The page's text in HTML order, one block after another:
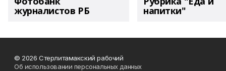
журналистов РБ напитки"
© 2026 Стерлитамакский рабочий
Об использовании персональных данных